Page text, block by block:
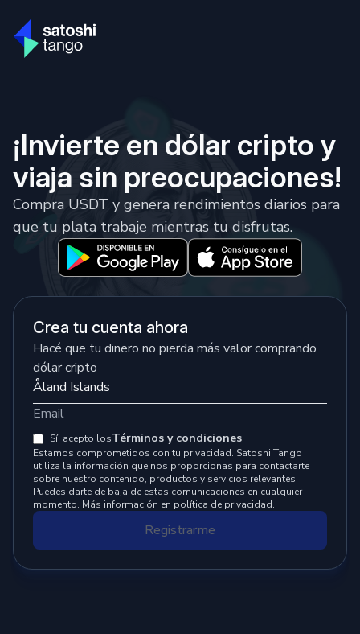
¡Invierte en dólar cripto y
viaja sin preocupaciones!
Compra USDT y genera rendimientos diarios para
que tu plata trabaje mientras tu disfrutas.
Crea tu cuenta ahora
Hacé que tu dinero no pierda más valor comprando
dólar cripto
Sí, acepto losTérminos y condiciones
Registrarme
Estamos comprometidos con tu privacidad. Satoshi Tango
utiliza la información que nos proporcionas para contactarte
sobre nuestro contenido, productos y servicios relevantes.
Puedes darte de baja de estas comunicaciones en cualquier
momento. Más información en política de privacidad.